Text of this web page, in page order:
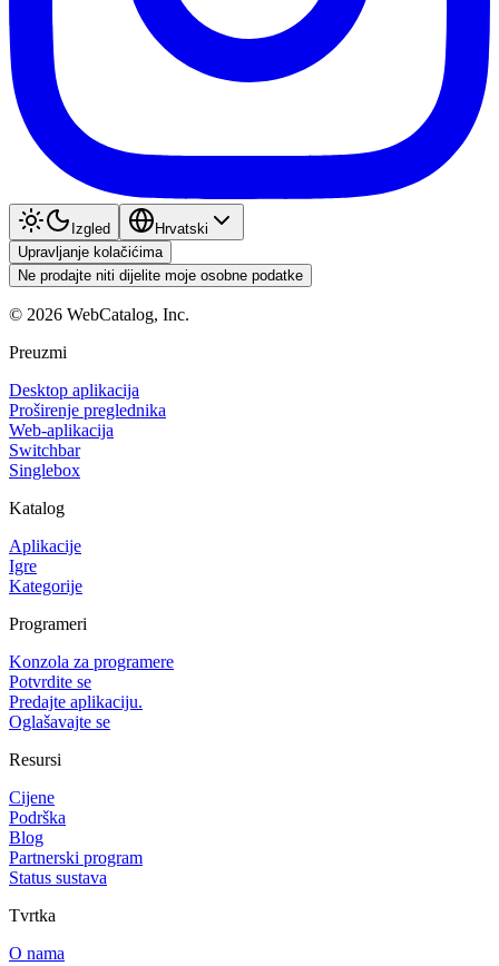
Izgled
Hrvatski
Upravljanje kolačićima
Ne prodajte niti dijelite moje osobne podatke
© 2026 WebCatalog, Inc.
Preuzmi
Desktop aplikacija
Proširenje preglednika
Web-aplikacija
Switchbar
Singlebox
Katalog
Aplikacije
Igre
Kategorije
Programeri
Konzola za programere
Potvrdite se
Predajte aplikaciju.
Oglašavajte se
Resursi
Cijene
Podrška
Blog
Partnerski program
Status sustava
Tvrtka
O nama